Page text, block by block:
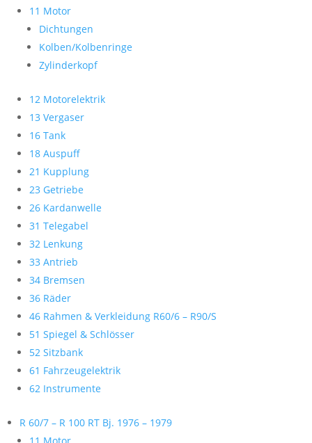
11 Motor
Dichtungen
Kolben/Kolbenringe
Zylinderkopf
12 Motorelektrik
13 Vergaser
16 Tank
18 Auspuff
21 Kupplung
23 Getriebe
26 Kardanwelle
31 Telegabel
32 Lenkung
33 Antrieb
34 Bremsen
36 Räder
46 Rahmen & Verkleidung R60/6 – R90/S
51 Spiegel & Schlösser
52 Sitzbank
61 Fahrzeugelektrik
62 Instrumente
R 60/7 – R 100 RT Bj. 1976 – 1979